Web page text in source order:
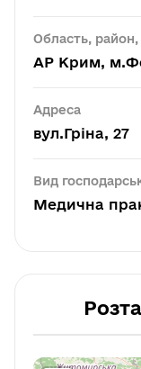
Область, район,
АР Крим,
Адреса
вул.Гріна, 27
Вид
Медична